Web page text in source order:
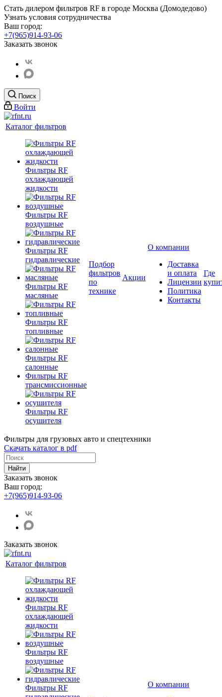
Стать дилером фильтров RF в городе Москва (Домодедово)
Узнать условия сотрудничества
Ваш город:
+7(965)914-93-06
Заказать звонок
Поиск
Войти
Каталог фильтров
Фильтры RF
охлаждающей
жидкости
Фильтры RF
воздушные
Фильтры RF
гидравлические
Фильтры RF
масляные
Фильтры RF
топливные
Фильтры RF
салонные
Фильтры RF
трансмиссионные
Фильтры RF
осушителя
Подбор
фильтров
по
технике
Акции
О компании
Доставка
и оплата
Лицензии
Политика
Контакты
Где
Фильтры для грузовых авто и спецтехники
Скачать каталог в pdf
Найти
Заказать звонок
Ваш город:
+7(965)914-93-06
Заказать звонок
Каталог фильтров
Фильтры RF
охлаждающей
жидкости
Фильтры RF
воздушные
Фильтры RF
О компании